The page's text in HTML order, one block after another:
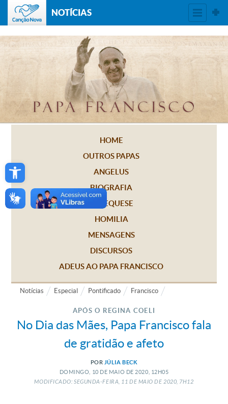
Open toolbar
NOTÍCIAS
HOME
OUTROS PAPAS
ANGELUS
BIOGRAFIA
CATEQUESE
HOMILIA
MENSAGENS
DISCURSOS
ADEUS AO PAPA FRANCISCO
Notícias Especial Pontificado Francisco
APÓS O REGINA COELI
No Dia das Mães, Papa Francisco fala
de gratidão e afeto
POR JÚLIA BECK
DOMINGO, 10 DE MAIO DE 2020, 12H05
MODIFICADO: SEGUNDA-FEIRA, 11 DE MAIO DE2020, 7H12